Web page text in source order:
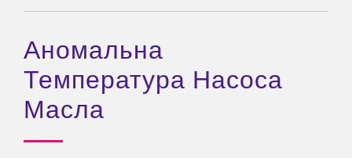
Сертифіковані, Надійні Та
Перевірені У Всьому Світі
Аномальна
Температура Насоса
Масла